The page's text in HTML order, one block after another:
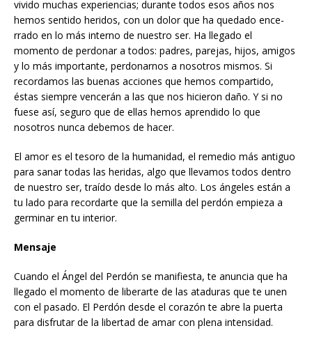
vivido muchas experiencias; durante todos esos años nos
hemos sentido heridos, con un dolor que ha quedado ence­
rrado en lo más interno de nuestro ser. Ha llegado el
momento de perdonar a todos: padres, parejas, hijos, amigos
y lo más importante, perdonarnos a nosotros mismos. Si
recordamos las buenas acciones que hemos compartido,
éstas siem­pre vencerán a las que nos hicieron daño. Y si no
fuese así, seguro que de ellas hemos aprendido lo que
nosotros nunca debemos de hacer.
El amor es el tesoro de la humanidad, el remedio más antiguo
para sanar todas las heridas, algo que llevamos todos dentro
de nuestro ser, traído desde lo más alto. Los ángeles están a
tu lado para recordarte que la semilla del perdón empieza a
germinar en tu interior.
Mensaje
Cuando el Ángel del Perdón se manifiesta, te anuncia que ha
llegado el momento de liberarte de las ataduras que te unen
con el pasado. El Perdón desde el cora­zón te abre la puerta
para disfrutar de la libertad de amar con plena intensidad.